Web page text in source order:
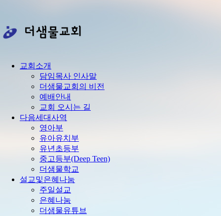
교회소개
담임목사 인사말
더샘물교회의 비전
예배안내
교회 오시는 길
다음세대사역
영아부
유아유치부
유년초등부
중고등부(Deep Teen)
더샘물학교
설교및은혜나눔
주일설교
은혜나눔
더샘물유튜브